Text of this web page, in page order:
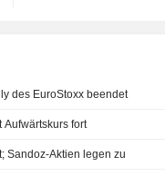
des EuroStoxx beendet
Aufwärtskurs fort
Sandoz-Aktien legen zu